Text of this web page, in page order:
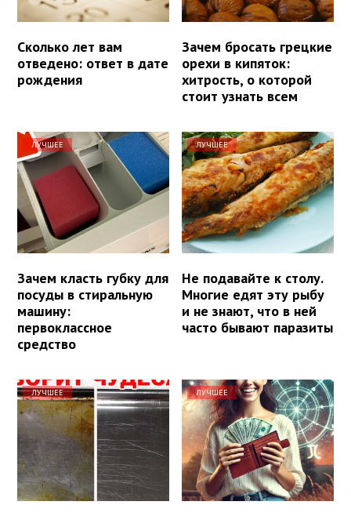
Сколько лет вам
отведено: ответ в дате
рождения
Зачем бросать грецкие
орехи в кипяток:
хитрость, о которой
стоит узнать всем
ЛУЧШЕЕ
Зачем класть губку для
посуды в стиральную
машину:
первоклассное
средство
ЛУЧШЕЕ
Не подавайте к столу.
Многие едят эту рыбу
и не знают, что в ней
часто бывают паразиты
ЛУЧШЕЕ ЛУЧШЕЕ